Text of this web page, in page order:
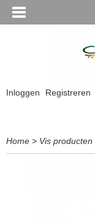
Inloggen Registreren
Home > Vis producten